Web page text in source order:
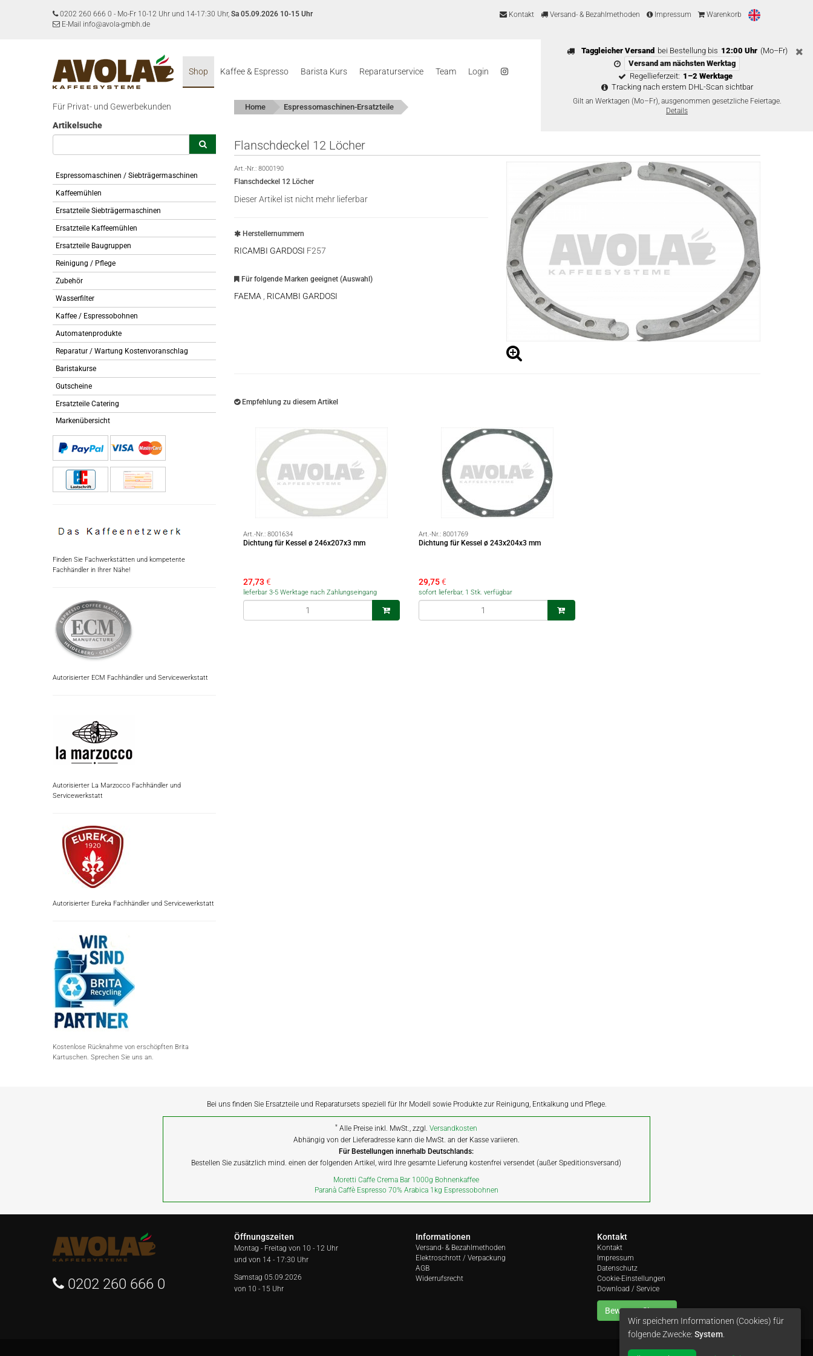
0202 260 666 0 - Mo-Fr 10-12 Uhr und 14-17:30 Uhr, Sa 05.09.2026 10-15 Uhr
E-Mail info@avola-gmbh.de
Kontakt Versand- & Bezahlmethoden Impressum Warenkorb
Taggleicher Versand bei Bestellung bis 12:00 Uhr (Mo–Fr)
Versand am nächsten Werktag
Regellieferzeit: 1–2 Werktage
Tracking nach erstem DHL-Scan sichtbar
Gilt an Werktagen (Mo–Fr), ausgenommen gesetzliche Feiertage.
Details
Shop Kaffee & Espresso Barista Kurs Reparaturservice Team Login
Für Privat- und Gewerbekunden
Artikelsuche
Espressomaschinen / Siebträgermaschinen
Kaffeemühlen
Ersatzteile Siebträgermaschinen
Ersatzteile Kaffeemühlen
Ersatzteile Baugruppen
Reinigung / Pflege
Zubehör
Wasserfilter
Kaffee / Espressobohnen
Automatenprodukte
Reparatur / Wartung Kostenvoranschlag
Baristakurse
Gutscheine
Ersatzteile Catering
Markenübersicht
Finden Sie Fachwerkstätten und kompetente
Fachhändler in Ihrer Nähe!
Autorisierter ECM Fachhändler und Servicewerkstatt
Autorisierter La Marzocco Fachhändler und
Servicewerkstatt
Autorisierter Eureka Fachhändler und Servicewerkstatt
Kostenlose Rücknahme von erschöpften Brita
Kartuschen. Sprechen Sie uns an.
Home Espressomaschinen-Ersatzteile
Flanschdeckel 12 Löcher
Art.-Nr.: 8000190
Flanschdeckel 12 Löcher
Dieser Artikel ist nicht mehr lieferbar
Herstellernummern
RICAMBI GARDOSI F257
Für folgende Marken geeignet (Auswahl)
FAEMA RICAMBI GARDOSI
Empfehlung zu diesem Artikel
Art.-Nr.: 8001634
Dichtung für Kessel ø 246x207x3 mm
27,73€
lieferbar 3-5 Werktage nach Zahlungseingang
Art.-Nr.: 8001769
Dichtung für Kessel ø 243x204x3 mm
29,75€
sofort lieferbar, 1 Stk. verfügbar
Bei uns finden Sie Ersatzteile und Reparatursets speziell für Ihr Modell sowie Produkte zur Reinigung, Entkalkung und Pflege.
* Alle Preise inkl. MwSt., zzgl.Versandkosten
Abhängig von der Lieferadresse kann die MwSt. an der Kasse variieren.
Für Bestellungen innerhalb Deutschlands:
Bestellen Sie zusätzlich mind. einen der folgenden Artikel, wird Ihre gesamte Lieferung kostenfrei versendet (außer Speditionsversand)
Moretti Caffe Crema Bar 1000g Bohnenkaffee
Paranà Caffè Espresso 70% Arabica 1kg Espressobohnen
0202 260 666 0
Öffnungszeiten
Montag - Freitag von 10 - 12 Uhr
und von 14 - 17:30 Uhr
Samstag 05.09.2026
von 10 - 15 Uhr
Informationen
Versand- & Bezahlmethoden
Elektroschrott / Verpackung
AGB
Widerrufsrecht
Kontakt
Kontakt
Impressum
Datenschutz
Cookie-Einstellungen
Download / Service
Bewerten Sie uns
Wir speichern Informationen (Cookies) für
folgende Zwecke: System